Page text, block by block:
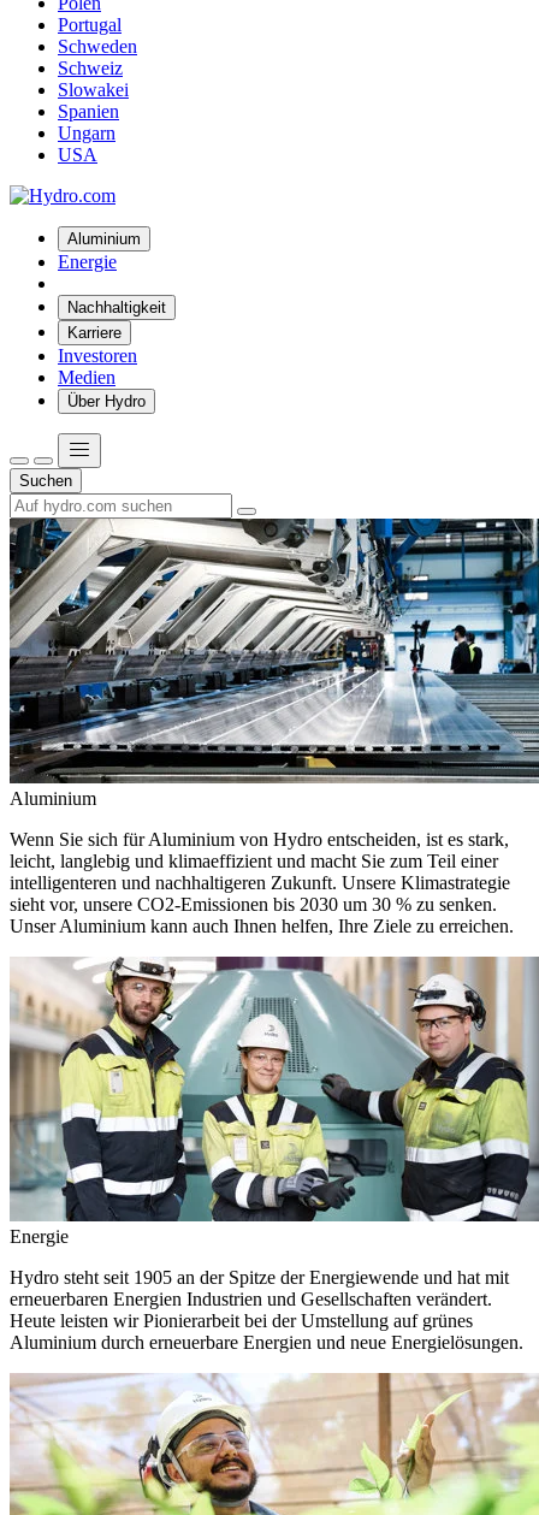
Portugal
Schweden
Schweiz
Slowakei
Spanien
Ungarn
USA
Aluminium
Energie
Nachhaltigkeit
Karriere
Investoren
Medien
Über Hydro
Suchen
Aluminium
Wenn Sie sich für Aluminium von Hydro entscheiden, ist es stark,
leicht, langlebig und klimaeffizient und macht Sie zum Teil einer
intelligenteren und nachhaltigeren Zukunft. Unsere Klimastrategie
sieht vor, unsere CO2-Emissionen bis 2030 um 30 % zu senken.
Unser Aluminium kann auch Ihnen helfen, Ihre Ziele zu erreichen.
Energie
Hydro steht seit 1905 an der Spitze der Energiewende und hat mit
erneuerbaren Energien Industrien und Gesellschaften verändert.
Heute leisten wir Pionierarbeit bei der Umstellung auf grünes
Aluminium durch erneuerbare Energien und neue Energielösungen.